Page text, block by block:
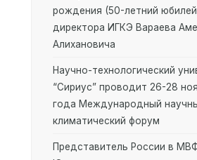
рождения (50-летний
директора ИГКЭ Вараева
Алихановича
Научно-технологический
“Сириус” проводит 26-28
года Международный
климатический форум
Представитель России в